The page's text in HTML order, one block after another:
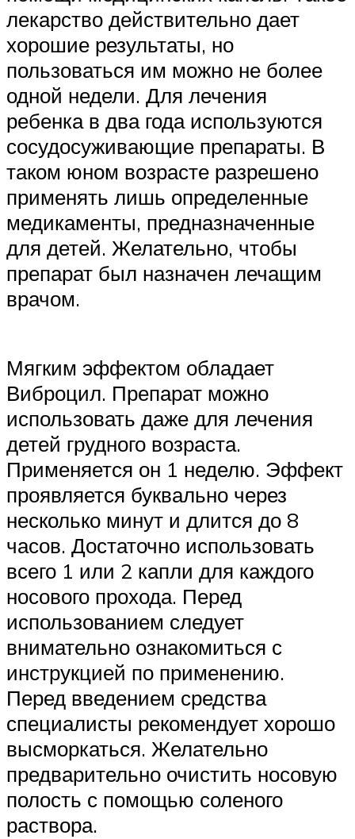
лекарство действительно дает
хорошие результаты, но
пользоваться им можно не более
одной недели. Для лечения
ребенка в два года используются
сосудосуживающие препараты. В
таком юном возрасте разрешено
применять лишь определенные
медикаменты, предназначенные
для детей. Желательно, чтобы
препарат был назначен лечащим
врачом.
Мягким эффектом обладает
Виброцил. Препарат можно
использовать даже для лечения
детей грудного возраста.
Применяется он 1 неделю. Эффект
проявляется буквально через
несколько минут и длится до 8
часов. Достаточно использовать
всего 1 или 2 капли для каждого
носового прохода. Перед
использованием следует
внимательно ознакомиться с
инструкцией по применению.
Перед введением средства
специалисты рекомендует хорошо
высморкаться. Желательно
предварительно очистить носовую
полость с помощью соленого
раствора.